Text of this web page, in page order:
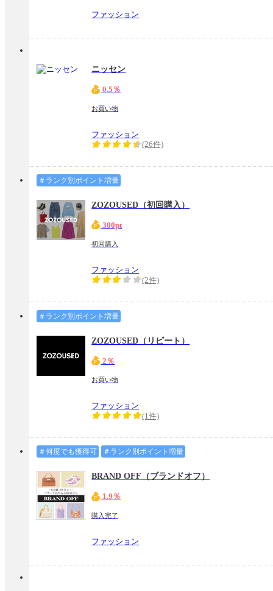
ファッション
ニッセン
0.5％
お買い物
ファッション
(26件)
＃ランク別ポイント増量
ZOZOUSED（初回購入）
300pt
初回購入
ファッション
(2件)
＃ランク別ポイント増量
ZOZOUSED（リピート）
2％
お買い物
ファッション
(1件)
＃何度でも獲得可 ＃ランク別ポイント増量
BRAND OFF（ブランドオフ）
1.9％
購入完了
ファッション